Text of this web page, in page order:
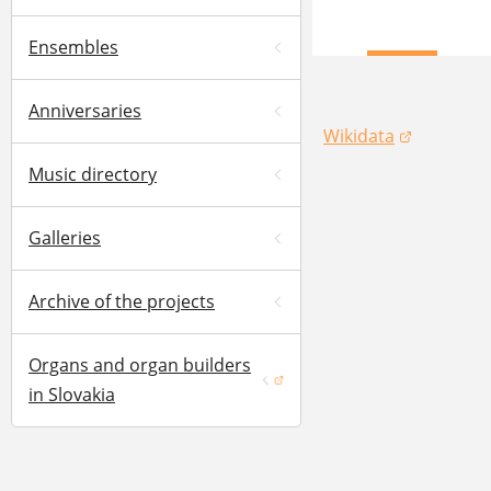
Ensembles
Anniversaries
Music directory
Galleries
Archive of the projects
Organs and organ builders
in Slovakia
(opens in a new window)
Wikidata
(opens in a new